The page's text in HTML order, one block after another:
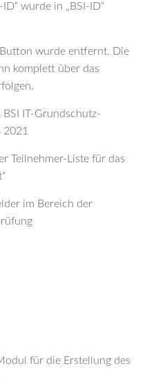
wurde in „BSI-ID“
wurde entfernt. Die
komplett über das
BSI IT-Grundschutz-
2021
Teilnehmer-Liste für das
im Bereich der
für die Erstellung des